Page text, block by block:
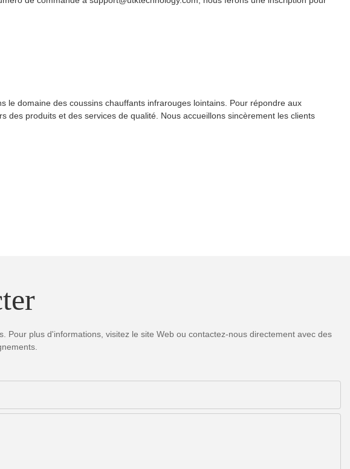
le domaine des coussins chauffants infrarouges lointains. Pour répondre aux
produits et des services de qualité. Nous accueillons sincèrement les clients
plus d'informations, visitez le site Web ou contactez-nous directement avec des